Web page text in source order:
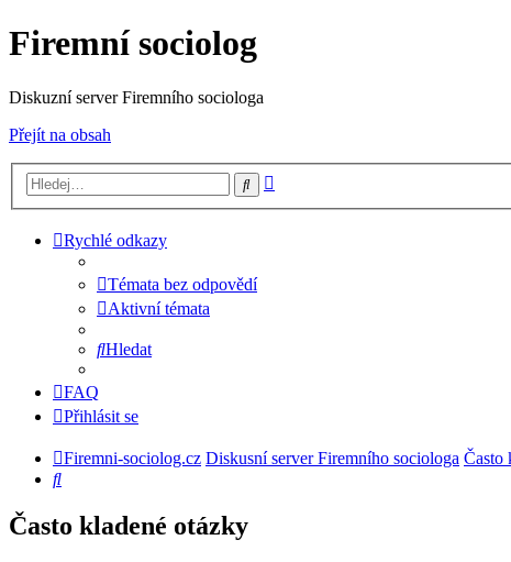
Firemní sociolog
Diskuzní server Firemního sociologa
Přejít na obsah
Hledat
Rychlé odkazy
Témata bez odpovědí
Aktivní témata
Hledat
FAQ
Přihlásit se
Firemni-sociolog.cz Diskusní server Firemního sociologa Často
Hledat
Často kladené otázky